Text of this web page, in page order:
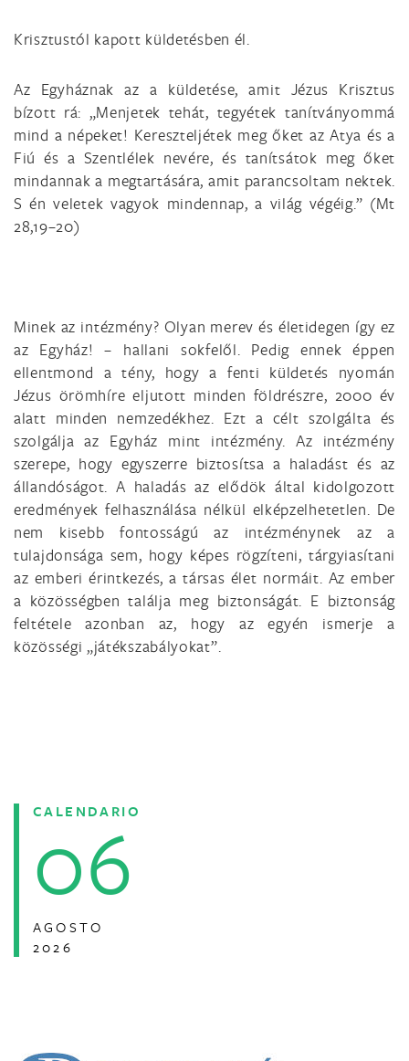
Krisztustól kapott küldetésben él.
Az Egyháznak az a küldetése, amit Jézus Krisztus
bízott rá: „Menjetek tehát, tegyétek tanítványommá
mind a népeket! Kereszteljétek meg őket az Atya és a
Fiú és a Szentlélek nevére, és tanítsátok meg őket
mindannak a megtartására, amit parancsoltam nektek.
S én veletek vagyok mindennap, a világ végéig.” (Mt
28,19–20)
Minek az intézmény? Olyan merev és életidegen így ez
az Egyház! – hallani sokfelől. Pedig ennek éppen
ellentmond a tény, hogy a fenti küldetés nyomán
Jézus örömhíre eljutott minden földrészre, 2000 év
alatt minden nemzedékhez. Ezt a célt szolgálta és
szolgálja az Egyház mint intézmény. Az intézmény
szerepe, hogy egyszerre biztosítsa a haladást és az
állandóságot. A haladás az elődök által kidolgozott
eredmények felhasználása nélkül elképzelhetetlen. De
nem kisebb fontosságú az intézménynek az a
tulajdonsága sem, hogy képes rögzíteni, tárgyiasítani
az emberi érintkezés, a társas élet normáit. Az ember
a közösségben találja meg biztonságát. E biztonság
feltétele azonban az, hogy az egyén ismerje a
közösségi „játékszabályokat”.
CALENDARIO
06
AGOSTO
2026